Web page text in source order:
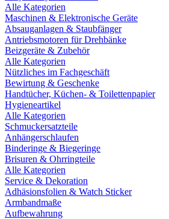
Alle Kategorien
Maschinen & Elektronische Geräte
Absauganlagen & Staubfänger
Antriebsmotoren für Drehbänke
Beizgeräte & Zubehör
Alle Kategorien
Nützliches im Fachgeschäft
Bewirtung & Geschenke
Handtücher, Küchen- & Toilettenpapier
Hygieneartikel
Alle Kategorien
Schmuckersatzteile
Anhängerschlaufen
Binderinge & Biegeringe
Brisuren & Ohrringteile
Alle Kategorien
Service & Dekoration
Adhäsionsfolien & Watch Sticker
Armbandmaße
Aufbewahrung